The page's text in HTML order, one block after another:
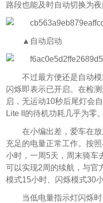
路段也能及时自动切换为夜
▲自动启动
不过最方便还是自动
闪烁即表示已开启。在检
启，无运动10秒后尾灯会
Lite II的待机功耗几乎为零。
在小编出差，爱车在
充足的电量正常工作。按
小时，一周5天，周末骑车
可以实现2周的续航，与官
模式15小时、闪烁模式30
当低电量指示灯闪烁